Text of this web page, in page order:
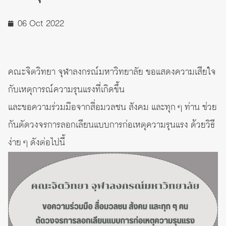
06 Oct 2022
คณะจิตวิทยา จุฬาลงกรณ์มหาวิทยาลัย ขอแสดงความเสียใจ
กับเหตุการณ์ความรุนแรงที่เกิดขึ้น
และขอความร่วมมือจากสื่อมวลชน สังคม และทุก ๆ ท่าน ช่วย
กันตัดวงจรการลอกเลียนแบบการก่อเหตุความรุนแรง ด้วยวิธี
ง่าย ๆ ดังต่อไปนี้